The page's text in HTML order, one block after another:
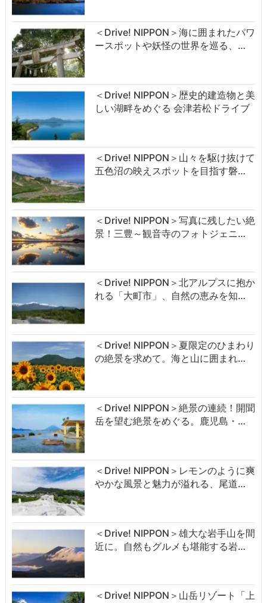
＜Drive! NIPPON＞海に囲まれたパワ
ースポットや妖怪の世界を巡る、…
＜Drive! NIPPON＞歴史的建造物と美
しい湖畔をめぐる 会津若松ドライブ
＜Drive! NIPPON＞山々を駆け抜けて
五色沼の映えスポットを目指す磐…
＜Drive! NIPPON＞写真に残したい絶
景！三豊～観音寺のフォトジェニ…
＜Drive! NIPPON＞北アルプスに抱か
れる「大町市」、自然の恵みを知…
＜Drive! NIPPON＞夏限定のひまわり
の絶景を求めて。海と山に囲まれ…
＜Drive! NIPPON＞絶景の連続！開聞
岳を望む絶景をめぐる。鹿児島・…
＜Drive! NIPPON＞レモンのように爽
やかな風景と魅力が溢れる、尾道…
＜Drive! NIPPON＞雄大な岩手山を間
近に。自然もグルメも堪能する岩…
＜Drive! NIPPON＞山岳リゾート「上